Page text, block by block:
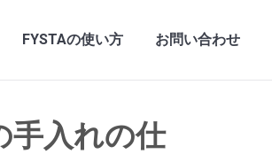
FYSTAの使い方 お問い合わせ
手入れの仕